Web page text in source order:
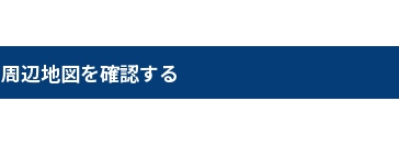
周辺地図を確認する